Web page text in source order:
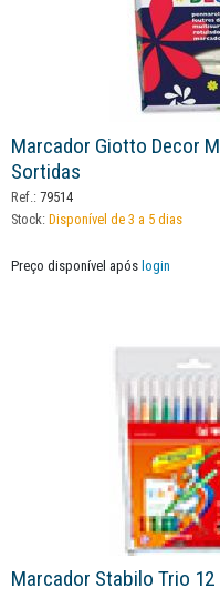
Marcador Giotto Decor
Sortidas
Ref.: 79514
Stock: Disponível de 3 a 5 dias
Preço disponível após login
Marcador Stabilo Trio 12